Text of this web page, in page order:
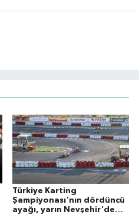
Türkiye Karting
Şampiyonası'nın dördüncü
ayağı, yarın Nevşehir'de